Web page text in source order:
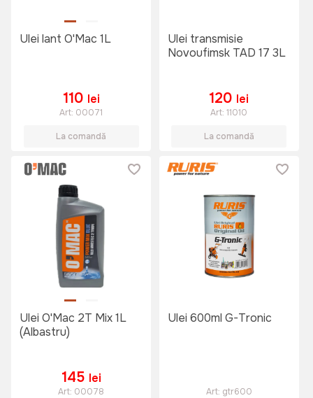
Ulei lant O'Mac 1L
110 lei
Art: 00071
La comandă
Ulei transmisie
Novoufimsk TAD 17 3L
120 lei
Art: 11010
La comandă
Ulei O'Mac 2T Mix 1L
(Albastru)
145 lei
Art: 00078
Ulei 600ml G-Tronic
Art: gtr600